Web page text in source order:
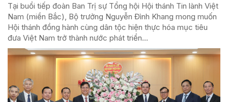
Tại buổi tiếp đoàn Ban Trị sự Tổng hội Hội thánh Tin lành Việt
Nam (miền Bắc), Bộ trưởng Nguyễn Đình Khang mong muốn
Hội thánh đồng hành cùng dân tộc hiện thực hóa mục tiêu
đưa Việt Nam trở thành nước phát triển...